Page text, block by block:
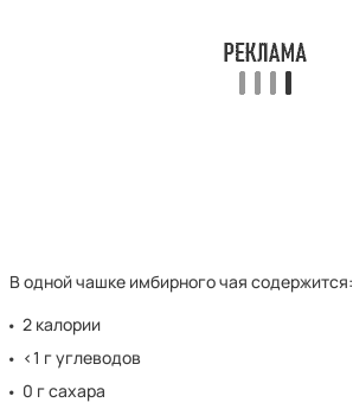
В одной чашке имбирного чая содержится:
2 калории
<1 г углеводов
0 г сахара